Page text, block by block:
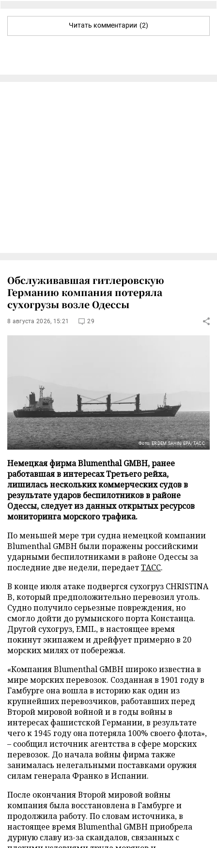
Читать комментарии (2)
Обслуживавшая гитлеровскую
Германию компания потеряла
сухогрузы возле Одессы
8 августа 2026, 15:21 29
Фото: ERDEM SAHIN/EPA/ТАСС
Немецкая фирма Blumenthal GMBH, ранее
работавшая в интересах Третьего рейха,
лишилась нескольких коммерческих судов в
результате ударов беспилотников в районе
Одессы, следует из данных открытых ресурсов
мониторинга морского трафика.
По меньшей мере три судна немецкой компании
Blumenthal GMBH были поражены российскими
ударными беспилотниками в районе Одессы за
последние две недели, передаетТАСС.
В конце июля атаке подвергся сухогруз CHRISTINA
B, который предположительно перевозил уголь.
Судно получило серьезные повреждения, но
смогло дойти до румынского порта Констанца.
Другой сухогруз, EMIL, в настоящее время
покинут экипажем и дрейфует примерно в 20
морских милях от побережья.
«Компания Blumenthal GMBH широко известна в
мире морских перевозок. Созданная в 1901 году в
Гамбурге она вошла в историю как один из
крупнейших перевозчиков, работавших перед
Второй мировой войной и в годы войны в
интересах фашистской Германии, в результате
чего к 1945 году она потеряла 100% своего флота»,
– сообщил источник агентства в сфере морских
перевозок. До начала войны фирма также
занималась нелегальными поставками оружия
силам генерала Франко в Испании.
После окончания Второй мировой войны
компания была восстановлена в Гамбурге и
продолжила работу. По словам источника, в
настоящее время Blumenthal GMBH приобрела
дурную славу из-за скандалов, связанных с